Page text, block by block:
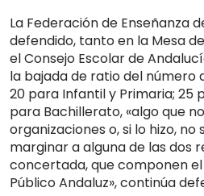
La Federación de Enseñanza
defendido, tanto en la Mesa
el Consejo Escolar de
la bajada de ratio del número
20 para Infantil y Primaria; 25
para Bachillerato, «algo que
organizaciones o, si lo hizo, no
marginar a alguna de las dos
concertada, que componen
Público Andaluz», continúa